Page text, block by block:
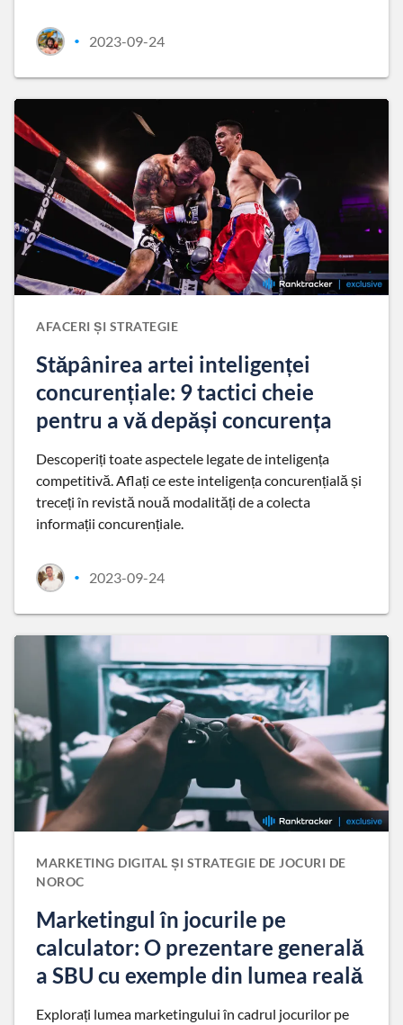
• 2023-09-24
AFACERI ȘI STRATEGIE
Stăpânirea artei inteligenței
concurențiale: 9 tactici cheie
pentru a vă depăși concurența
Descoperiți toate aspectele legate de inteligența
competitivă. Aflați ce este inteligența concurențială și
treceți în revistă nouă modalități de a colecta
informații concurențiale.
• 2023-09-24
MARKETING DIGITAL ȘI STRATEGIE DE JOCURI DE
NOROC
Marketingul în jocurile pe
calculator: O prezentare generală
a SBU cu exemple din lumea reală
Explorați lumea marketingului în cadrul jocurilor pe